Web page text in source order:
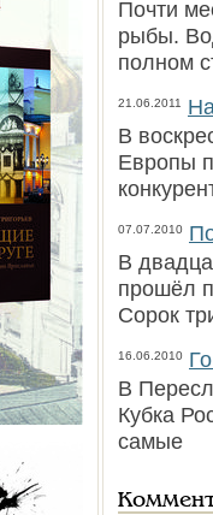
Почти
рыбы.
полном
21.06.2011
В
Европы
07.07.2010
В
прошёл
Сорок
16.06.2010
В
Кубка
самые